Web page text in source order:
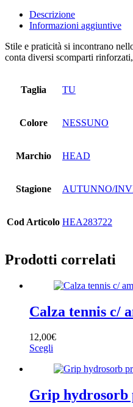
Descrizione
Informazioni aggiuntive
Stile e praticità si incontrano
conta diversi scomparti
Taglia TU
Colore NESSUNO
Marchio HEAD
Stagione AUTUNNO/
Cod Articolo HEA283722
Prodotti correlati
Calza tennis c/
12,00€
Scegli
ha
varianti.
Le
Grip hydrosorb